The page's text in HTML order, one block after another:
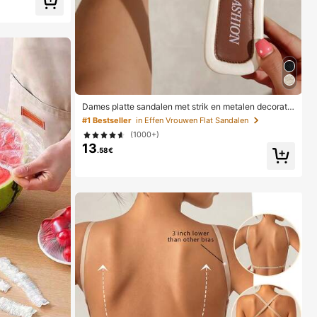
must have
Dames platte sandalen met strik en metalen decorati
e, geweven van stro, comfortabele minimalistische sti
jl voor vakantie, strand, thuis, dagelijks gebruik, witte
geweven open-teen slippers voor de zomer, boho chi
c
#1 Bestseller in Effen Vrouwen Flat Sandalen
(1000+)
13.58€